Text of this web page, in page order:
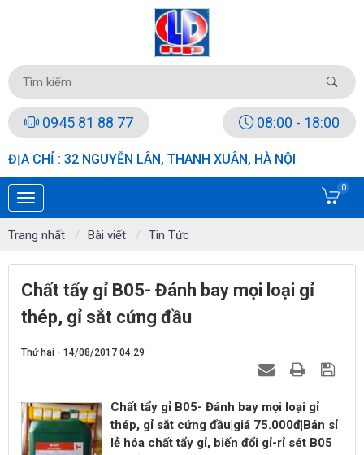
0945 81 88 77 08:00 - 18:00
ĐỊA CHỈ : 32 NGUYỄN LÂN, THANH XUÂN, HÀ NỘI
0
Trang nhất Bài viết Tin Tức
Chất tẩy gỉ B05- Đánh bay mọi loại gỉ
thép, gỉ sắt cứng đầu
Thứ hai - 14/08/2017 04:29
Chất tẩy gỉ B05- Đánh bay mọi loại gỉ
thép, gỉ sắt cứng đầu|giá 75.000đ|Bán sỉ
lẻ hóa chất tẩy gỉ, biến đổi gỉ-rỉ sét B05